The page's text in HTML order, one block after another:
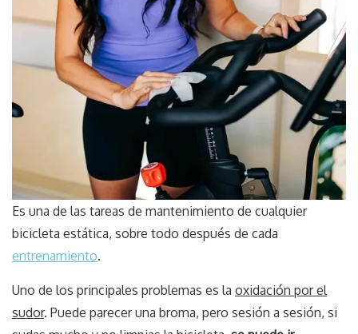
Es una de las tareas de mantenimiento de cualquier
bicicleta estática, sobre todo después de cada
entrenamiento.
Uno de los principales problemas es la oxidación por el
sudor. Puede parecer una broma, pero sesión a sesión, si